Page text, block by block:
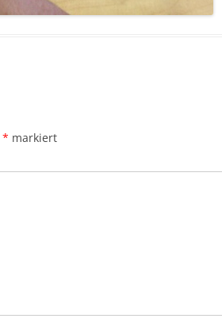
* markiert